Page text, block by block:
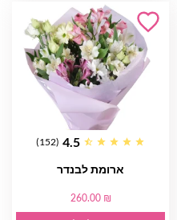
4.5
(152)
ארומת לבנדר
260.00 ₪